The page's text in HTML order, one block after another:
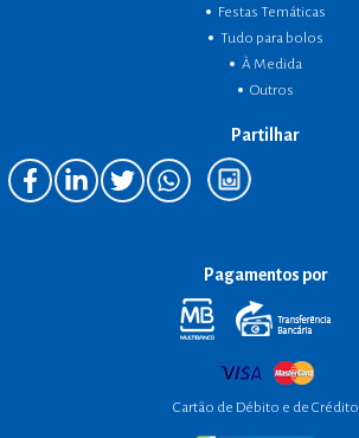
Festas Temáticas
Tudo para bolos
À Medida
Outros
Partilhar
Pagamentos por
Cartão de Débito e de Crédito